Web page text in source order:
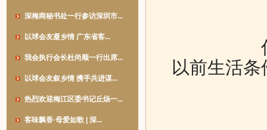
深梅商秘书处一行参访深圳市...
以球会友凝乡情 广东省客...
我会执行会长杜尚顺一行出席...
以球会友叙乡情 携手共进谋...
热烈欢迎梅江区委书记丘炀一...
客味飘香·母爱如歌 | 深...
以前生活